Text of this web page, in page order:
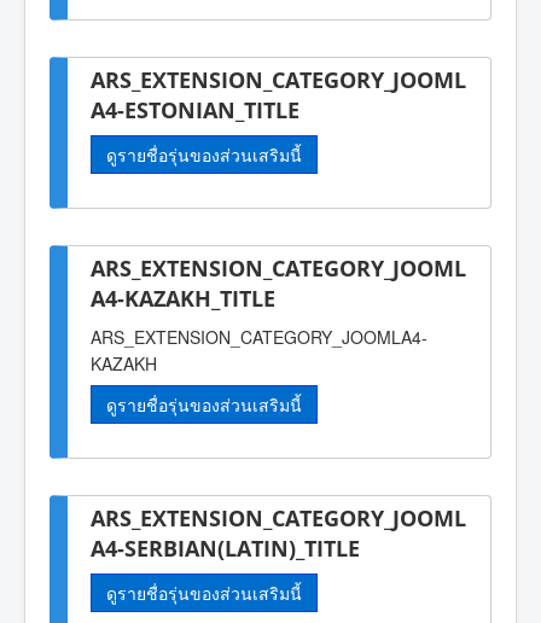
ARS_EXTENSION_CATEGORY_JOOML
A4-ESTONIAN_TITLE
ดูรายชื่อรุ่นของส่วนเสริมนี้
ARS_EXTENSION_CATEGORY_JOOML
A4-KAZAKH_TITLE
ARS_EXTENSION_CATEGORY_JOOMLA4-
KAZAKH
ดูรายชื่อรุ่นของส่วนเสริมนี้
ARS_EXTENSION_CATEGORY_JOOML
A4-SERBIAN(LATIN)_TITLE
ดูรายชื่อรุ่นของส่วนเสริมนี้